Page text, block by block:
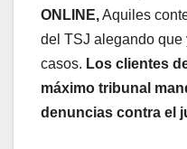
ONLINE,Aquiles
del TSJ alegando
casos. Los clientes
máximo tribunal
denuncias contra el